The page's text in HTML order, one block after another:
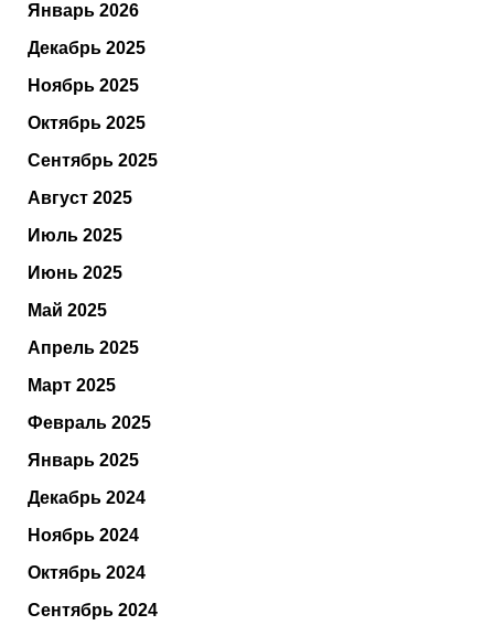
Январь 2026
Декабрь 2025
Ноябрь 2025
Октябрь 2025
Сентябрь 2025
Август 2025
Июль 2025
Июнь 2025
Май 2025
Апрель 2025
Март 2025
Февраль 2025
Январь 2025
Декабрь 2024
Ноябрь 2024
Октябрь 2024
Сентябрь 2024